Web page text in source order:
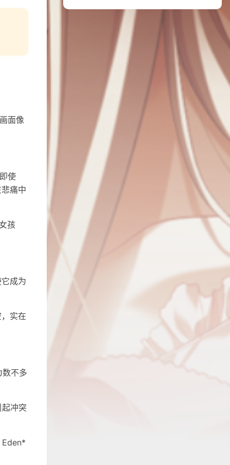
面像
使
痛中
孩
成为
实在
不多
冲突
Eden*